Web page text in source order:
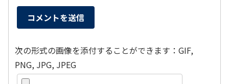
次の形式の画像を添付することができます：GIF,
PNG, JPG, JPEG